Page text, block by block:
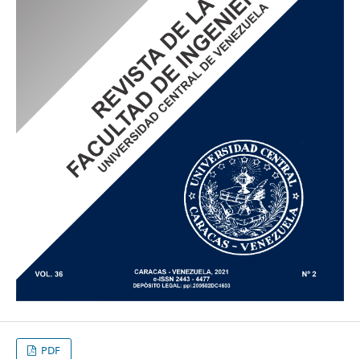
PDF